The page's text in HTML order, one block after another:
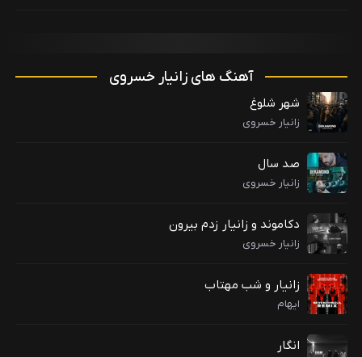
آهنگ های زانیار خسروی
شهر شلوغ
زانیار خسروی
صد سال
زانیار خسروی
دکاموند و زانیار زدم بیرون
زانیار خسروی
زانیار و شب مهتاب
ایهام
انگار